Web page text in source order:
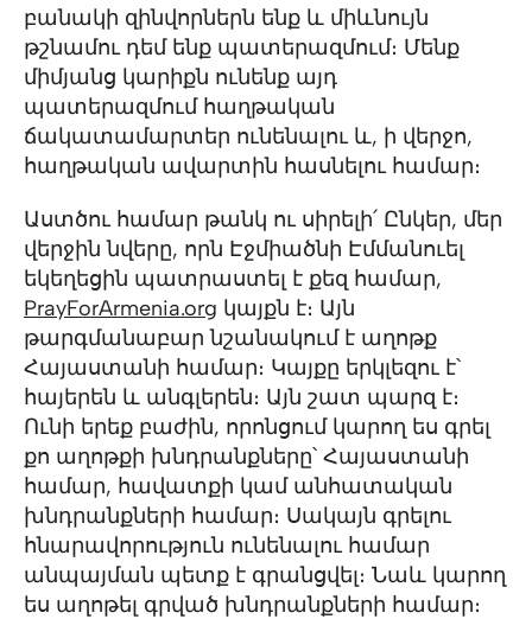
բանակի զինվորներն ենք և միևնույն
թշնամու դեմ ենք պատերազմում։ Մենք
միմյանց կարիքն ունենք այդ
պատերազմում հաղթական
ճակատամարտեր ունենալու և, ի վերջո,
հաղթական ավարտին հասնելու համար։
Աստծու համար թանկ ու սիրելի՛ Ընկեր, մեր
վերջին նվերը, որն Էջմիածնի Էմմանուել
եկեղեցին պատրաստել է քեզ համար,
PrayForArmenia.org կայքն է։ Այն
թարգմանաբար նշանակում է աղոթք
Հայաստանի համար։ Կայքը երկլեզու է՝
հայերեն և անգլերեն։ Այն շատ պարզ է։
Ունի երեք բաժին, որոնցում կարող ես գրել
քո աղոթքի խնդրանքները՝ Հայաստանի
համար, հավատքի կամ անհատական
խնդրանքների համար։ Սակայն գրելու
հնարավորություն ունենալու համար
անպայման պետք է գրանցվել։ Նաև կարող
ես աղոթել գրված խնդրանքների համար։